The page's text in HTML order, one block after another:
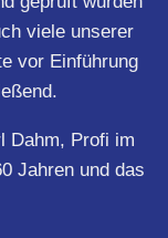
viele unserer
vor Einführung
Dahm, Profi im
Jahren und das